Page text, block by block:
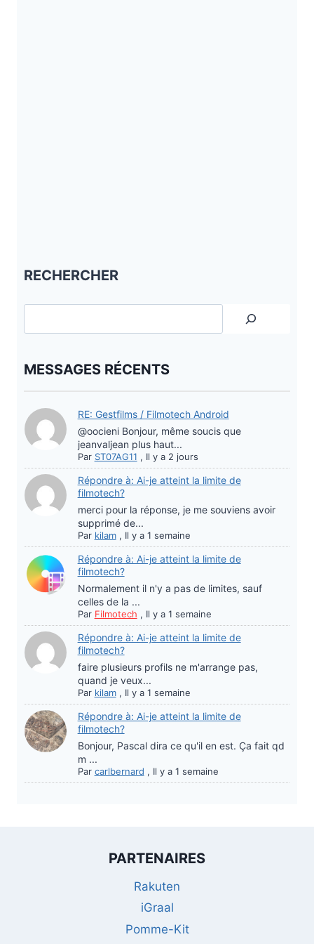
RECHERCHER
MESSAGES RÉCENTS
RE: Gestfilms / Filmotech Android
@oocieni Bonjour, même soucis que
jeanvaljean plus haut...
Par ST07AG11 , Il y a 2 jours
Répondre à: Ai-je atteint la limite de
filmotech?
merci pour la réponse, je me souviens avoir
supprimé de...
Par kilam, Il y a 1 semaine
Répondre à: Ai-je atteint la limite de
filmotech?
Normalement il n'y a pas de limites, sauf
celles de la ...
Par Filmotech , Il y a 1 semaine
Répondre à: Ai-je atteint la limite de
filmotech?
faire plusieurs profils ne m'arrange pas,
quand je veux...
Par kilam, Il y a 1 semaine
Répondre à: Ai-je atteint la limite de
filmotech?
Bonjour, Pascal dira ce qu'il en est. Ça fait qd
m ...
Par carlbernard , Il y a 1 semaine
PARTENAIRES
Rakuten
iGraal
Pomme-Kit